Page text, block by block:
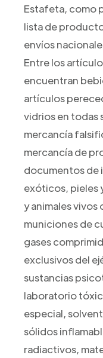
Estafeta, como
lista de
envíos
Entre los
encuentran
artículos
vidrios en todas
mercancía
mercancía de
documentos de
exóticos, pieles
y animales vivos
municiones de
gases
exclusivos del
sustancias
laboratorio
especial,
sólidos
radiactivos,